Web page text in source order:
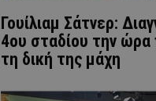
Γουίλιαμ Σάτνερ:
4ου σταδίου την ώρα
τη δική της μάχη